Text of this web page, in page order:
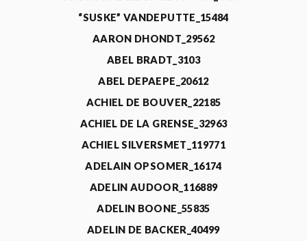
“SUSKE” VANDEPUTTE_15484
AARON DHONDT_29562
ABEL BRADT_3103
ABEL DEPAEPE_20612
ACHIEL DE BOUVER_22185
ACHIEL DE LA GRENSE_32963
ACHIEL SILVERSMET_119771
ADELAIN OPSOMER_16174
ADELIN AUDOOR_116889
ADELIN BOONE_55835
ADELIN DE BACKER_40499